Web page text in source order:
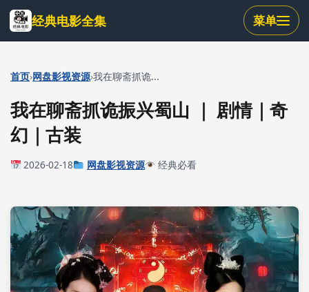
跳
到
主
内
经典电影全集 菜单
首页›网盘影视资源›我在聊斋抓诡...
我在聊斋抓诡振兴蜀山 ｜ 剧情｜奇
幻｜古装
2026-02-18 网盘影视资源 经典必看